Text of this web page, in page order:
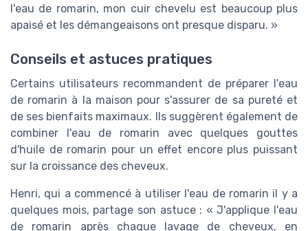
l'eau de romarin, mon cuir chevelu est beaucoup plus
apaisé et les démangeaisons ont presque disparu. »
Conseils et astuces pratiques
Certains utilisateurs recommandent de préparer l'eau
de romarin à la maison pour s'assurer de sa pureté et
de ses bienfaits maximaux. Ils suggèrent également de
combiner l'eau de romarin avec quelques gouttes
d'huile de romarin pour un effet encore plus puissant
sur la croissance des cheveux.
Henri, qui a commencé à utiliser l'eau de romarin il y a
quelques mois, partage son astuce : « J'applique l'eau
de romarin après chaque lavage de cheveux, en